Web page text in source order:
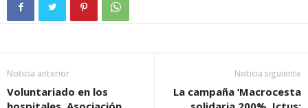
Noticia anterior
Voluntariado en los
Noticia siguiente
La campaña ‘Macrocesta